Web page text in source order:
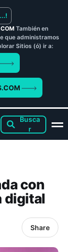
También en
que administramos
Sitios (ó) ir a:
con
digital
Share